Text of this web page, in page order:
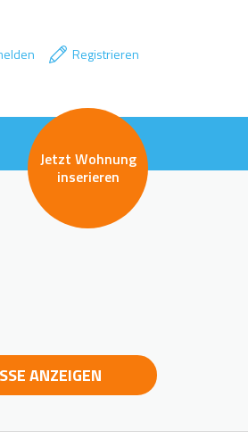
Registrieren
Jetzt Wohnung
inserieren
ANZEIGEN